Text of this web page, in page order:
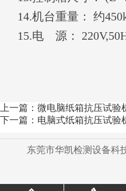
14.机台重量： 约
1 5.电 源：
上一篇：微电脑纸箱抗压试验
下一篇：电脑式纸箱抗压试验
东莞市华凯检测设备科